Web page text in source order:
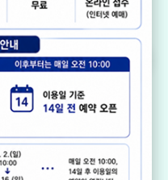
국민체육센터
드림볼파크 장안천가족휴게공원